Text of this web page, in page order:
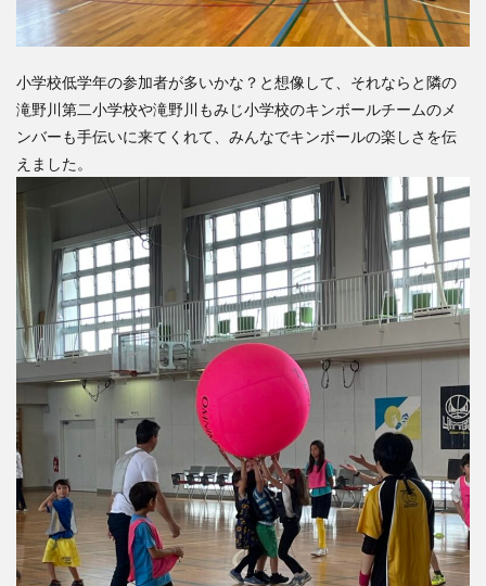
小学校低学年の参加者が多いかな？と想像して、それならと隣の
滝野川第二小学校や滝野川もみじ小学校のキンボールチームのメ
ンバーも手伝いに来てくれて、みんなでキンボールの楽しさを伝
えました。